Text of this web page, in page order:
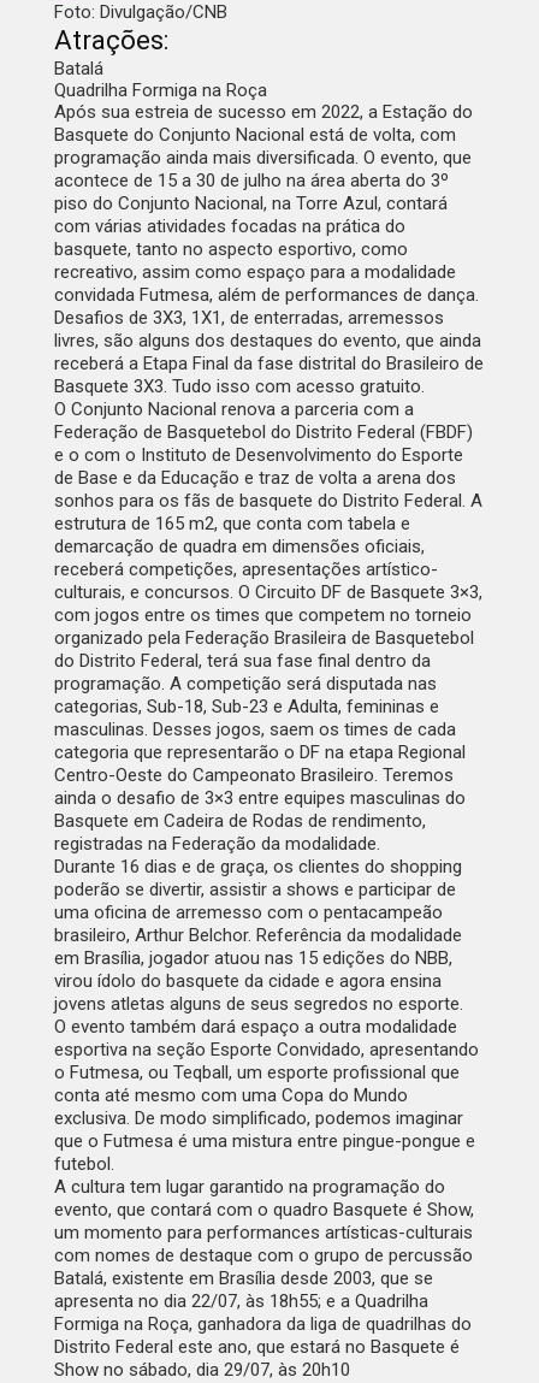
Foto: Divulgação/CNB
Atrações:
Batalá
Quadrilha Formiga na Roça
Após sua estreia de sucesso em 2022, a Estação do
Basquete do Conjunto Nacional está de volta, com
programação ainda mais diversificada. O evento, que
acontece de 15 a 30 de julho na área aberta do 3º
piso do Conjunto Nacional, na Torre Azul, contará
com várias atividades focadas na prática do
basquete, tanto no aspecto esportivo, como
recreativo, assim como espaço para a modalidade
convidada Futmesa, além de performances de dança.
Desafios de 3X3, 1X1, de enterradas, arremessos
livres, são alguns dos destaques do evento, que ainda
receberá a Etapa Final da fase distrital do Brasileiro de
Basquete 3X3. Tudo isso com acesso gratuito.
O Conjunto Nacional renova a parceria com a
Federação de Basquetebol do Distrito Federal (FBDF)
e o com o Instituto de Desenvolvimento do Esporte
de Base e da Educação e traz de volta a arena dos
sonhos para os fãs de basquete do Distrito Federal. A
estrutura de 165 m2, que conta com tabela e
demarcação de quadra em dimensões oficiais,
receberá competições, apresentações artístico-
culturais, e concursos. O Circuito DF de Basquete 3×3,
com jogos entre os times que competem no torneio
organizado pela Federação Brasileira de Basquetebol
do Distrito Federal, terá sua fase final dentro da
programação. A competição será disputada nas
categorias, Sub-18, Sub-23 e Adulta, femininas e
masculinas. Desses jogos, saem os times de cada
categoria que representarão o DF na etapa Regional
Centro-Oeste do Campeonato Brasileiro. Teremos
ainda o desafio de 3×3 entre equipes masculinas do
Basquete em Cadeira de Rodas de rendimento,
registradas na Federação da modalidade.
Durante 16 dias e de graça, os clientes do shopping
poderão se divertir, assistir a shows e participar de
uma oficina de arremesso com o pentacampeão
brasileiro, Arthur Belchor. Referência da modalidade
em Brasília, jogador atuou nas 15 edições do NBB,
virou ídolo do basquete da cidade e agora ensina
jovens atletas alguns de seus segredos no esporte.
O evento também dará espaço a outra modalidade
esportiva na seção Esporte Convidado, apresentando
o Futmesa, ou Teqball, um esporte profissional que
conta até mesmo com uma Copa do Mundo
exclusiva. De modo simplificado, podemos imaginar
que o Futmesa é uma mistura entre pingue-pongue e
futebol.
A cultura tem lugar garantido na programação do
evento, que contará com o quadro Basquete é Show,
um momento para performances artísticas-culturais
com nomes de destaque com o grupo de percussão
Batalá, existente em Brasília desde 2003, que se
apresenta no dia 22/07, às 18h55; e a Quadrilha
Formiga na Roça, ganhadora da liga de quadrilhas do
Distrito Federal este ano, que estará no Basquete é
Show no sábado, dia 29/07, às 20h10